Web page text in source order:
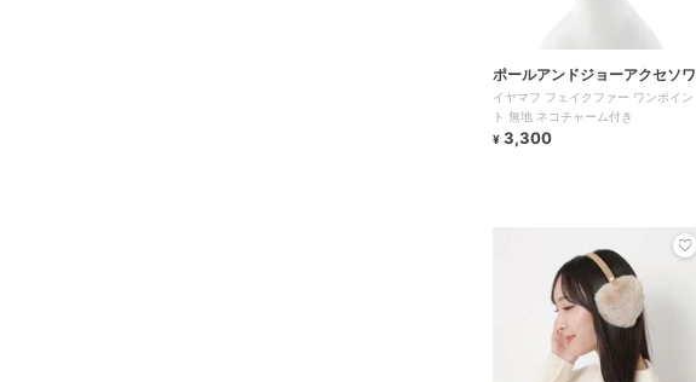
ポールアンドジョーアクセソワ
イヤマフ フェイクファー ワンポイン
ト 無地 ネコチャーム付き
¥ 3,300